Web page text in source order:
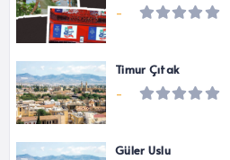
-
Timur Çıtak
-
Güler Uslu